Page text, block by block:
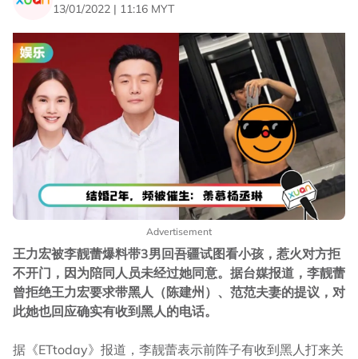
13/01/2022 | 11:16 MYT
Advertisement
王力宏被李靓蕾爆料带3男回吾疆试图看小孩，惹火对方拒
不开门，因为陪同人员未经过她同意。据台媒报道，李靓蕾
曾拒绝王力宏要求带黑人（陈建州）、范范夫妻的提议，对
此她也回应确实有收到黑人的电话。
据《ETtoday》报道，李靓蕾表示前阵子有收到黑人打来关